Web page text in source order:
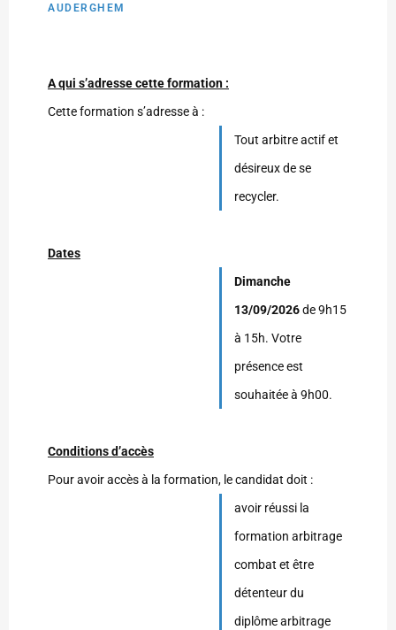
AUDERGHEM
A qui s’adresse cette formation :
Cette formation s’adresse à :
Tout arbitre actif et
désireux de se
recycler.
Dates
Dimanche
13/09/2026de 9h15
à 15h. Votre
présence est
souhaitée à 9h00.
Conditions d’accès
Pour avoir accès à la formation, le candidat doit :
avoir réussi la
formation arbitrage
combat et être
détenteur du
diplôme arbitrage